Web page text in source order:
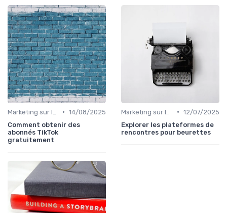
• 14/08/2025
Comment obtenir des
abonnés TikTok
gratuitement
• 12/07/2025
Explorer les plateformes de
rencontres pour beurettes